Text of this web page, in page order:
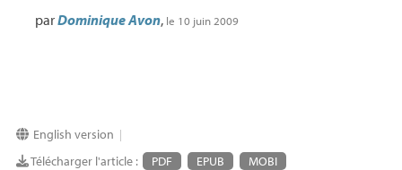
parDominique Avon, le 10 juin 2009
English version |
Télécharger l'article : PDF EPUB
MOBI